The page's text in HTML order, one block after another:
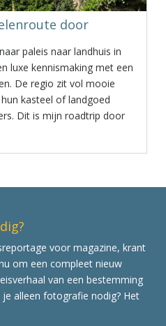
door
paleis naar landhuis in
luxe kennismaking met een
De regio zit vol mooie
kasteel of landgoed
Dit is mijn roadtrip door
voor magazine, krant
om een compleet nieuw
van een bestemming
alleen fotografie nodig? Het